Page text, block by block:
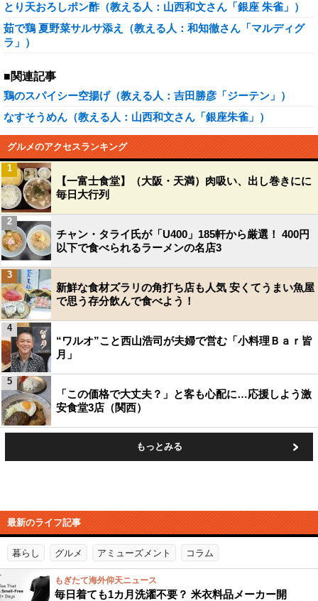
とり天おろしポン酢（教える人：山西和文さん「銀座 朱雀」）
茹で鶏 夏野菜サルサ添え（教える人：和知徹さん「マルディグ
ラ」）
■関連記事
鶏のスパイシー空揚げ（教える人：吉田勝彦「ジーテン」）
なすそうめん（教える人：山西和文さん「銀座朱雀」）
グルメのアクセスランキング
【一富士食堂】（大阪・天満）肉吸い、出し巻きにに
毎日大行列
1
チャン・タライ氏が「U400」185軒から厳選！ 400円
以下で食べられるラーメンの名店3
2
新鮮な食材ズラリの角打ち店も人気 安くてうまい魚屋
で思う存分飲んで食べよう！
3
“ワルオ”こと西山浩司が夫婦で営む「小料理Ｂａｒ皆
月」
4
「この価格で大丈夫？」と客も心配に…応援しよう激
安食堂3店（関西）
5
もっとみる
最新のライフ記事
暮らし グルメ アミューズメント コラム
もぎたて海外仰天ニュース
毎日着ても1カ月洗濯不要？ 米衣料品メーカー開